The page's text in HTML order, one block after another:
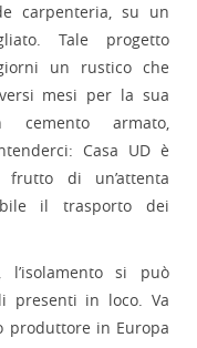
carpenteria, su un
Tale progetto
un rustico che
mesi per la sua
cemento armato,
Casa UD è
di un’attenta
il trasporto dei
, l’isolamento si può
presenti in loco. Va
produttore in Europa